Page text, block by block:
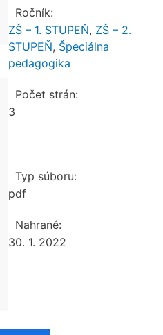
Ročník:
ZŠ – 1. STUPEŇ, ZŠ – 2.
STUPEŇ, Špeciálna
pedagogika
Počet strán:
3
Typ súboru:
pdf
Nahrané:
30. 1. 2022